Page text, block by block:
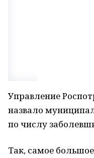
Управление
назвало
по числу
Так, самое